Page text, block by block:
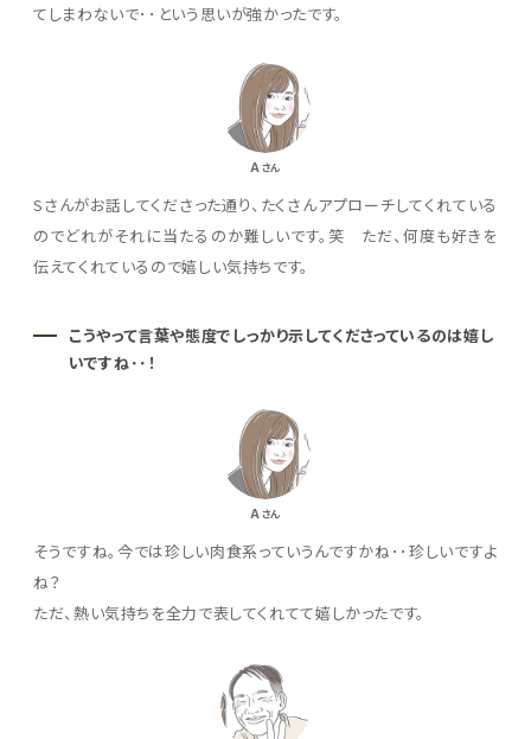
てしまわないで･･という思いが強かったです。
Aさん
Sさんがお話してくださった通り、たくさんアプローチしてくれている
のでどれがそれに当たるのか難しいです。笑 ただ、何度も好きを
伝えてくれているので嬉しい気持ちです。
こうやって言葉や態度でしっかり示してくださっているのは嬉し
いですね･･！
Aさん
そうですね。今では珍しい肉食系っていうんですかね･･珍しいですよ
ね？
ただ、熱い気持ちを全力で表してくれてて嬉しかったです。